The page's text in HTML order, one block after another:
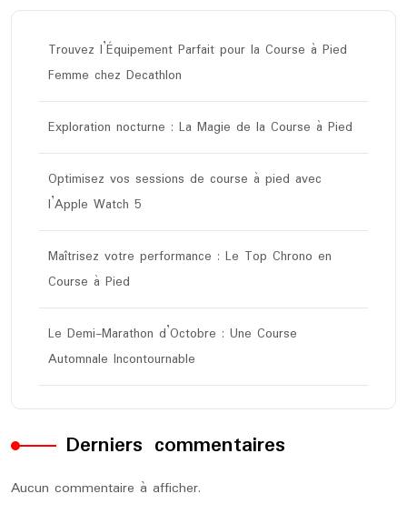
Trouvez l’Équipement Parfait pour la Course à Pied
Femme chez Decathlon
Exploration nocturne : La Magie de la Course à Pied
Optimisez vos sessions de course à pied avec
l’Apple Watch 5
Maîtrisez votre performance : Le Top Chrono en
Course à Pied
Le Demi-Marathon d’Octobre : Une Course
Automnale Incontournable
Derniers commentaires
Aucun commentaire à afficher.